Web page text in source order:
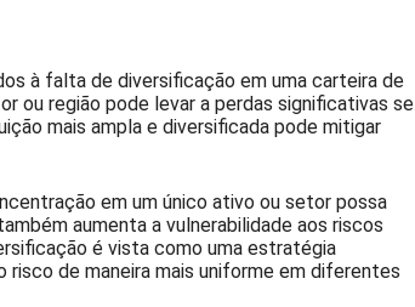
à falta de diversificação em uma carteira de
ou região pode levar a perdas significativas se
mais ampla e diversificada pode mitigar
em um único ativo ou setor possa
aumenta a vulnerabilidade aos riscos
é vista como uma estratégia
de maneira mais uniforme em diferentes